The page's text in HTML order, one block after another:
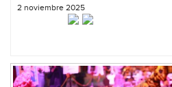
2 noviembre 2025